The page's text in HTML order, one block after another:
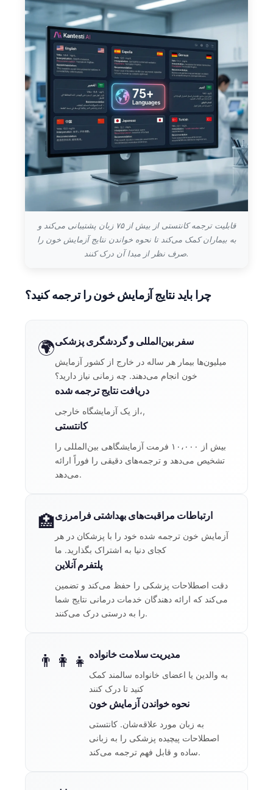
قابلیت ترجمه کانتستی از بیش از ۷۵ زبان پشتیبانی می‌کند و
به بیماران کمک می‌کند تا نحوه خواندن نتایج آزمایش خون را
صرف نظر از مبدا آن درک کنند.
چرا باید نتایج آزمایش خون را ترجمه کنید؟
🌍سفر بین‌المللی و گردشگری پزشکی
میلیون‌ها بیمار هر ساله در خارج از کشور آزمایش
خون انجام می‌دهند. چه زمانی نیاز دارید؟
دریافت نتایج ترجمه شده
از یک آزمایشگاه خارجی،,
کانتستی
بیش از ۱۰،۰۰۰ فرمت آزمایشگاهی بین‌المللی را
تشخیص می‌دهد و ترجمه‌های دقیقی را فوراً ارائه
می‌دهد.
🏥ارتباطات مراقبت‌های بهداشتی فرامرزی
آزمایش خون ترجمه شده خود را با پزشکان در هر
کجای دنیا به اشتراک بگذارید. ما
پلتفرم آنلاین
دقت اصطلاحات پزشکی را حفظ می‌کند و تضمین
می‌کند که ارائه دهندگان خدمات درمانی نتایج شما
را به درستی درک می‌کنند.
👨‍👩‍👧 مدیریت سلامت خانواده
به والدین یا اعضای خانواده سالمند کمک
کنید تا درک کنند
نحوه خواندن آزمایش خون
به زبان مورد علاقه‌شان. کانتستی
اصطلاحات پیچیده پزشکی را به زبانی
ساده و قابل فهم ترجمه می‌کند.